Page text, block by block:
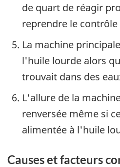
de quart de réagir
reprendre le contrôle
La machine
l'huile lourde alors
trouvait dans des
L'allure de la
renversée même si
alimentée à l'huile
Causes et facteurs